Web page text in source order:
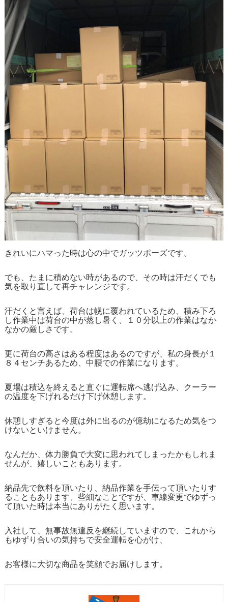
きれいにハマった時は心の中でガッツポーズです。
でも、たまに積めない時があるので、その時は汗だくでも
気を取り直して再チャレンジです。
汗だくと言えば、荷台は幌に覆われているため、積み下ろ
し作業中は荷台の中が蒸し暑く、１０分以上の作業はなか
なかの厳しさです。
更に荷台の高さはある程度はあるのですが、私の身長が１
８４センチあるため、中腰での作業になります。
夏場は積込を終えると直ぐに運転席へ逃げ込み、クーラー
の温度を下げれるだけ下げ休憩します。
休憩しすぎると今度は外に出るのが億劫になるため気をつ
けないといけません。
なんだか、体力勝負で大変に思われてしまったかもしれま
せんが、嬉しいこともあります。
納品先で飲料を頂いたり、納品作業を手伝って頂いたりす
ることもあります、些細なことですが、車線変更でゆずっ
て頂いた時は本当にありがたく思います。
入社して、無事故無違反を継続していますので、これから
もゆずり合いの気持ちで安全運転を心がけ、
お客様に大切な商品を笑顔でお届けします。